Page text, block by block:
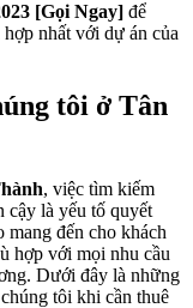
[Gọi Ngay] để
nhất với dự án của
tôi ở Tân
, việc tìm kiếm
cậy là yếu tố quyết
đến cho khách
hợp với mọi nhu cầu
Dưới đây là những
tôi khi cần thuê